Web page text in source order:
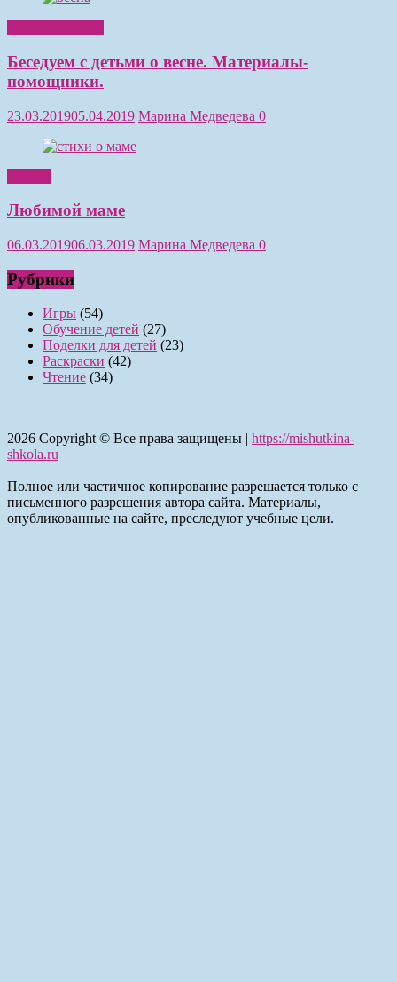
Беседуем с детьми о весне. Материалы-
помощники.
23.03.201905.04.2019 Марина Медведева 0
Любимой маме
06.03.201906.03.2019 Марина Медведева 0
Рубрики
Игры (54)
Обучение детей (27)
Поделки для детей (23)
Раскраски (42)
Чтение (34)
2026 Copyright © Все права защищены | https://mishutkina-
shkola.ru
Полное или частичное копирование разрешается только с
письменного разрешения автора сайта. Материалы,
опубликованные на сайте, преследуют учебные цели.